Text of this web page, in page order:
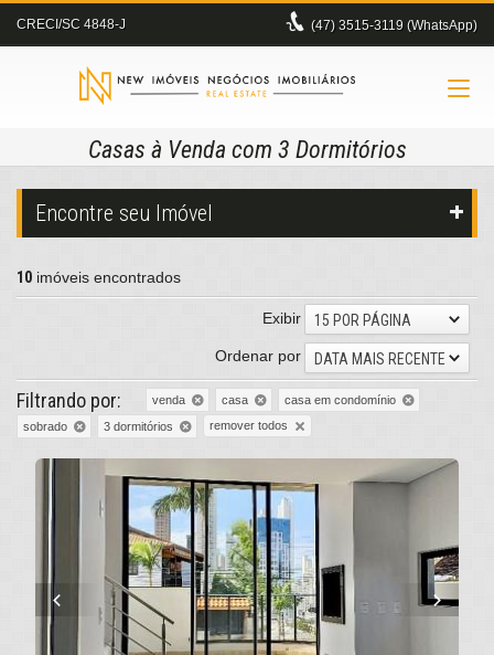
CRECI/SC 4848-J (47) 3515-3119 (WhatsApp)
Casas à Venda com 3 Dormitórios
Encontre seu Imóvel
10 imóveis encontrados
Exibir
15 POR PÁGINA
Ordenar por
DATA MAIS RECENTE
Filtrando por: venda casa
casa em condomínio
sobrado
3 dormitórios remover todos